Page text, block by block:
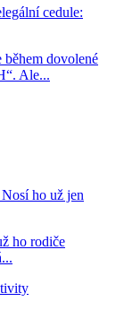
cedule:
dovolené
Ale...
ho už jen
ho rodiče